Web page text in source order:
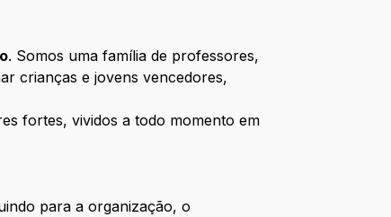
. Somos uma família de professores,
crianças e jovens vencedores,
fortes, vividos a todo momento em
para a organização, o